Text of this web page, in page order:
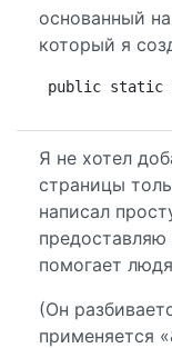
основанный
который я
public static
Я не хотел
страницы
написал
помогает
(Он
применяется